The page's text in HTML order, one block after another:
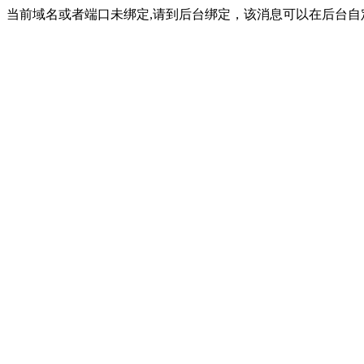
当前域名或者端口未绑定,请到后台绑定，该消息可以在后台自